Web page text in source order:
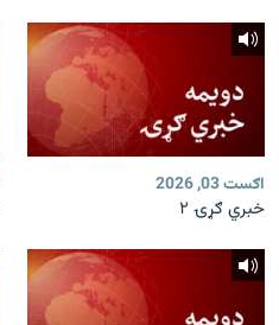
اګست 03, 2026
خبري ګړۍ ۲